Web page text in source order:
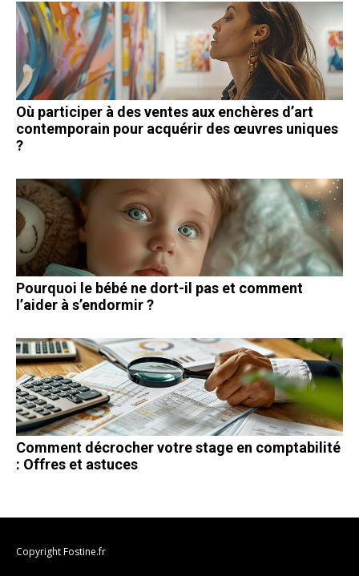
Où participer à des ventes aux enchères d’art
contemporain pour acquérir des œuvres uniques
?
Pourquoi le bébé ne dort-il pas et comment
l’aider à s’endormir ?
Comment décrocher votre stage en comptabilité
: Offres et astuces
Copyright Fostine.fr